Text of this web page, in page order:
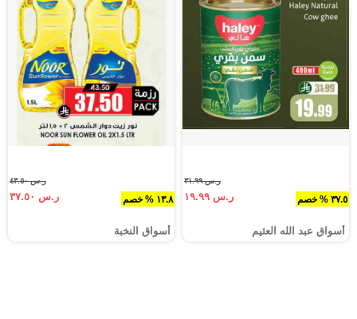
٣٧.٥ % خصم
ر.س ٣١.٩٩
ر.س ١٩.٩٩
أسواق عبد الله العثيم
١٣.٨ % خصم
ر.س ٤٣.٥٠
ر.س ٣٧.٥٠
أسواق النخبة